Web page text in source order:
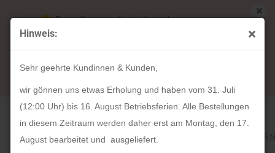
Hinweis:
Sehr geehrte Kundinnen & Kunden,
wir gönnen uns etwas Erholung und haben vom 31. Juli
(12:00 Uhr) bis 16. August Betriebsferien. Alle Bestellungen
in diesem Zeitraum werden daher erst am Montag, den 17.
August bearbeitet und ausgeliefert.
Bestellungen die während unserer
Betriebsferien (31. Juli ab 12:00 Uhr bis 16.
August) aufgegeben werden, werden ab Montag,
17. August bearbeitet und versendet.
« Erster « zurück weiter »
Letzter »
Artikel in dieser Kategorie
HOLZKERN Wolkennacht (38mm)